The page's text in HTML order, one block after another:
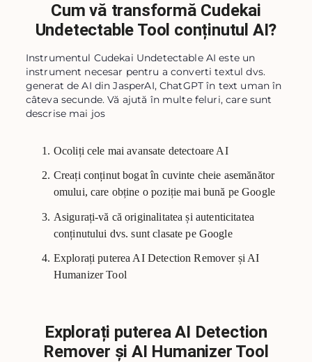
Cum vă transformă Cudekai
Undetectable Tool conținutul AI?
Instrumentul Cudekai Undetectable AI este un
instrument necesar pentru a converti textul dvs.
generat de AI din JasperAI, ChatGPT în text uman în
câteva secunde. Vă ajută în multe feluri, care sunt
descrise mai jos
Ocoliți cele mai avansate detectoare AI
Creați conținut bogat în cuvinte cheie asemănător
omului, care obține o poziție mai bună pe Google
Asigurați-vă că originalitatea și autenticitatea
conținutului dvs. sunt clasate pe Google
Explorați puterea AI Detection Remover și AI
Humanizer Tool
Explorați puterea AI Detection
Remover și AI Humanizer Tool